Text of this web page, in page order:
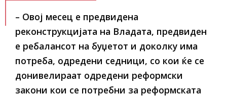
– Овој месец е предвидена
реконструкцијата на Владата, предвиден
е ребалансот на буџетот и доколку има
потреба, одредени седници, со кои ќе се
донивелираат одредени реформски
закони кои се потребни за реформската